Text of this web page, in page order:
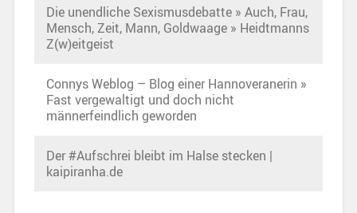
Die unendliche Sexismusdebatte » Auch, Frau,
Mensch, Zeit, Mann, Goldwaage » Heidtmanns
Z(w)eitgeist
Connys Weblog – Blog einer Hannoveranerin »
Fast vergewaltigt und doch nicht
männerfeindlich geworden
Der #Aufschrei bleibt im Halse stecken |
kaipiranha.de